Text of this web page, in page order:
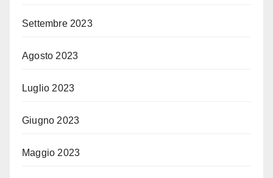
Settembre 2023
Agosto 2023
Luglio 2023
Giugno 2023
Maggio 2023